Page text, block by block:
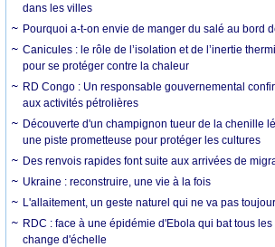
dans les villes
Pourquoi a-t-on envie de manger du salé au bord
Canicules : le rôle de l’isolation et de l’inertie
pour se protéger contre la chaleur
RD Congo : Un responsable gouvernemental
aux activités pétrolières
Découverte d'un champignon tueur de la chenille
une piste prometteuse pour protéger les cultures
Des renvois rapides font suite aux arrivées de
Ukraine : reconstruire, une vie à la fois
L'allaitement, un geste naturel qui ne va pas
RDC : face à une épidémie d'Ebola qui bat tous
change d'échelle